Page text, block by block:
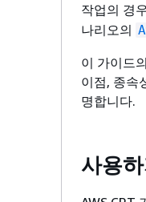
작업의 경
나리오의
이 가이드의
이점, 종속
명합니다.
사용